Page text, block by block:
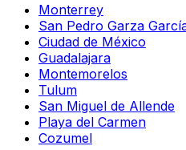
Monterrey
San Pedro Garza
Ciudad de México
Guadalajara
Montemorelos
Tulum
San Miguel de Allende
Playa del Carmen
Cozumel